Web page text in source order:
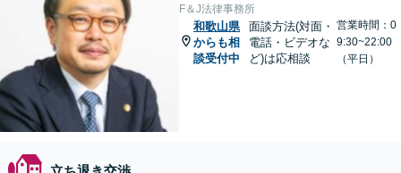
F＆J法律事務所
和歌山県
からも相
談受付中
面談方法(対面・
電話・ビデオな
ど)は応相談
営業時間：0
9:30~22:00
（平日）